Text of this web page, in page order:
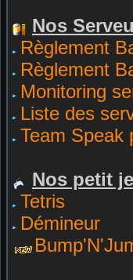
Nos
Règlement
Règlement
Monitoring
Liste des
Team Speak
Nos petit
Tetris
Démineur